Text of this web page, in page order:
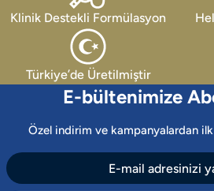
Klinik Destekli Formülasyon
Türkiye’de Üretilmiştir
E-bültenimize
Özel indirim ve kampanyalardan